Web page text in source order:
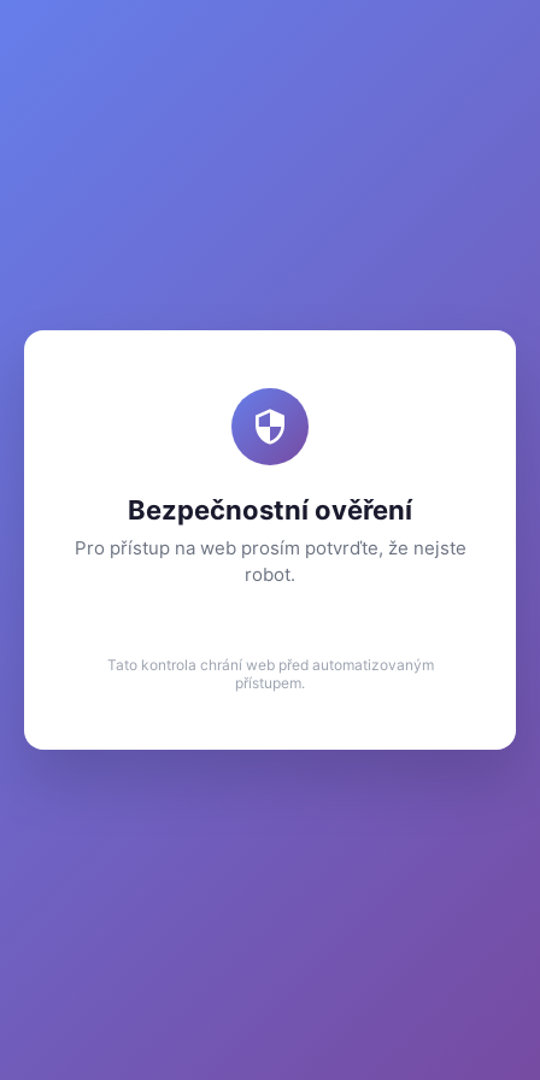
Bezpečnostní ověření
Pro přístup na web prosím potvrďte, že nejste
robot.
Tato kontrola chrání web před automatizovaným
přístupem.